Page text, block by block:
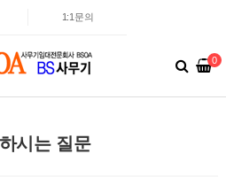
1:1문의
0
시는 질문